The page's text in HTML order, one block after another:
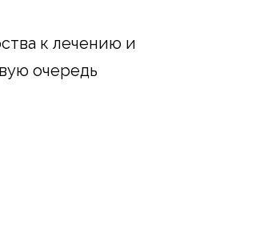
к лечению и
очередь